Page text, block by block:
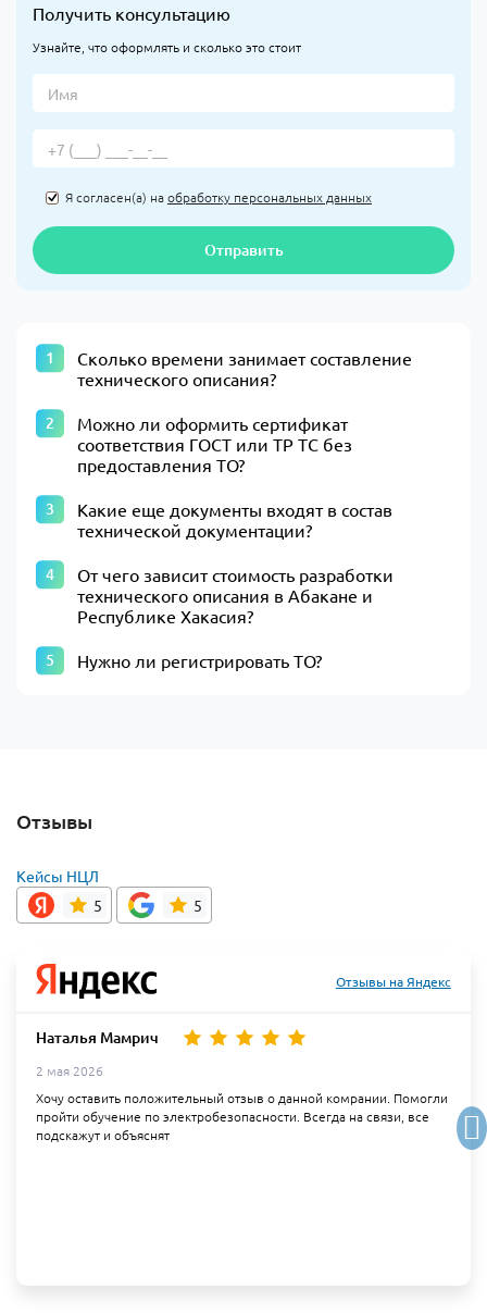
Получить консультацию
Узнайте, что оформлять и сколько это стоит
Я согласен(а) наобработку персональных данных
Отправить
Сколько времени занимает составление
технического описания?
Можно ли оформить сертификат
соответствия ГОСТ или ТР ТС без
предоставления ТО?
Какие еще документы входят в состав
технической документации?
От чего зависит стоимость разработки
технического описания в Абакане и
Республике Хакасия?
Нужно ли регистрировать ТО?
Отзывы
Кейсы НЦЛ
5
5
Отзывы на Яндекс
Наталья Мамрич
2 мая 2026
Хочу оставить положительный отзыв о данной комрании. Помогли
пройти обучение по электробезопасности. Всегда на связи, все
подскажут и объяснят